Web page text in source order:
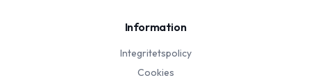
Information
Integritetspolicy
Cookies